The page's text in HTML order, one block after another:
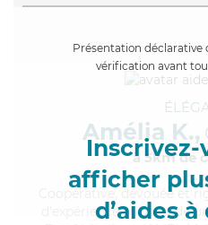
Présentation déclarative
vérification avant
Inscrivez-
afficher
d’aides
Amélia K.,
à 5km de
, dévouée et
d'expérience et possède